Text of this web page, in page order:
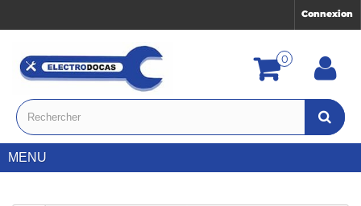
Connexion
0
MENU